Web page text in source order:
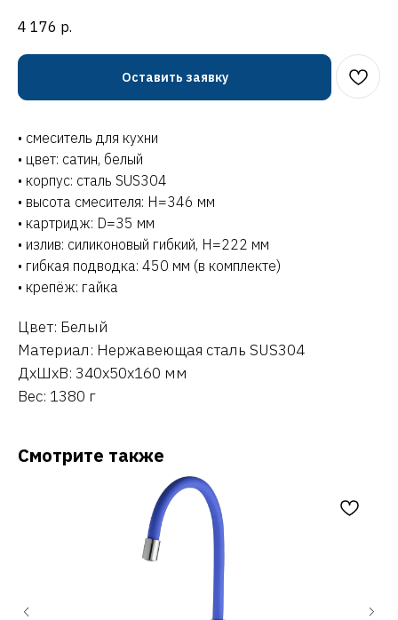
4 176 р.
Оставить заявку
• смеситель для кухни
• цвет: сатин, белый
• корпус: сталь SUS304
• высота смесителя: H=346 мм
• картридж: D=35 мм
• излив: силиконовый гибкий, H=222 мм
• гибкая подводка: 450 мм (в комплекте)
• крепёж: гайка
Цвет: Белый
Материал: Нержавеющая сталь SUS304
ДxШxВ: 340x50x160 мм
Вес: 1380 г
Смотрите также